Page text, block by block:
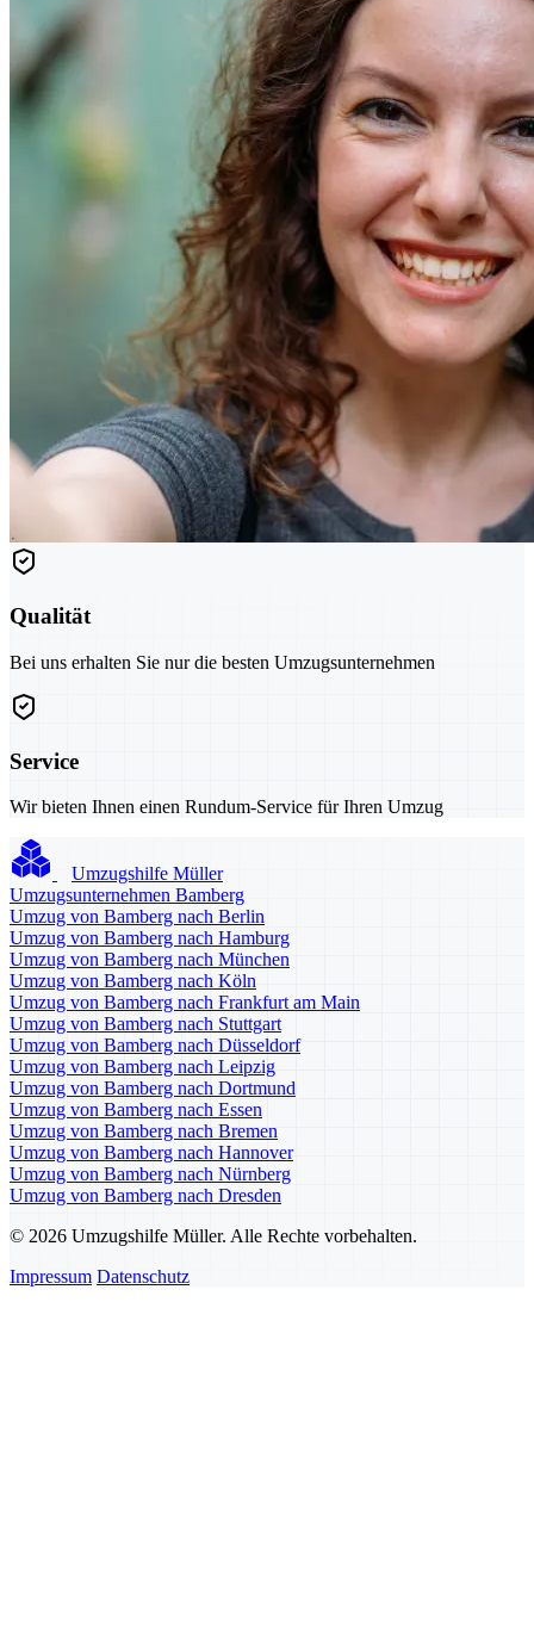
Qualität
Bei uns erhalten Sie nur die besten Umzugsunternehmen
Service
Wir bieten Ihnen einen Rundum-Service für Ihren Umzug
Umzugshilfe Müller
Umzugsunternehmen Bamberg
Umzug von Bamberg nach Berlin
Umzug von Bamberg nach Hamburg
Umzug von Bamberg nach München
Umzug von Bamberg nach Köln
Umzug von Bamberg nach Frankfurt am Main
Umzug von Bamberg nach Stuttgart
Umzug von Bamberg nach Düsseldorf
Umzug von Bamberg nach Leipzig
Umzug von Bamberg nach Dortmund
Umzug von Bamberg nach Essen
Umzug von Bamberg nach Bremen
Umzug von Bamberg nach Hannover
Umzug von Bamberg nach Nürnberg
Umzug von Bamberg nach Dresden
© 2026 Umzugshilfe Müller. Alle Rechte vorbehalten.
Impressum Datenschutz